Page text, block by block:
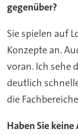
gegenüber?
Sie spielen auf
Konzepte an.
voran. Ich sehe
deutlich
die
Haben Sie